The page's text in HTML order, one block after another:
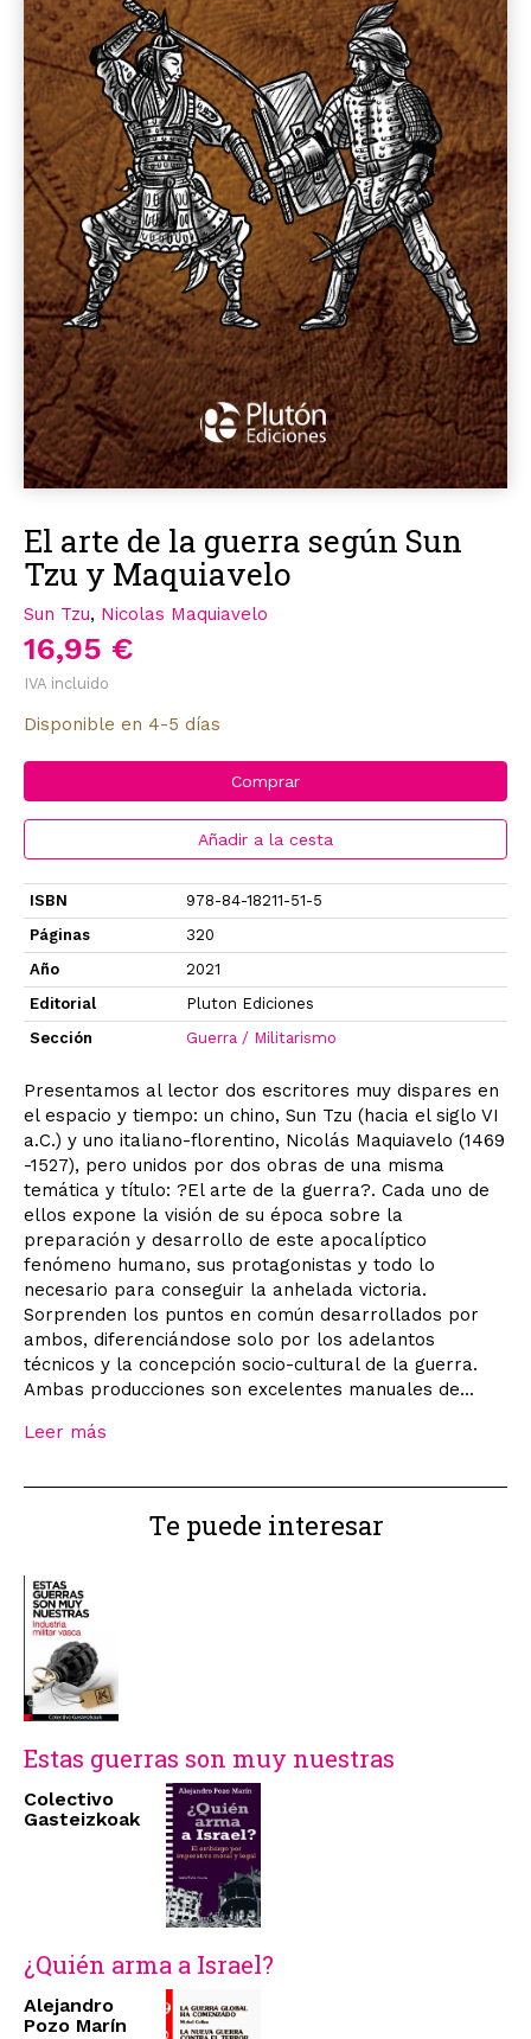
El arte de la guerra según Sun
Tzu y Maquiavelo
Sun Tzu, Nicolas Maquiavelo
16,95 €
IVA incluido
Disponible en 4-5 días
Comprar
Añadir a la cesta
ISBN
978-84-18211-51-5
Páginas
320
Año
2021
Editorial
Pluton Ediciones
Sección
Guerra / Militarismo
Presentamos al lector dos escritores muy dispares en
el espacio y tiempo: un chino, Sun Tzu (hacia el siglo VI
a.C.) y uno italiano-florentino, Nicolás Maquiavelo (1469
-1527), pero unidos por dos obras de una misma
temática y título: ?El arte de la guerra?. Cada uno de
ellos expone la visión de su época sobre la
preparación y desarrollo de este apocalíptico
fenómeno humano, sus protagonistas y todo lo
necesario para conseguir la anhelada victoria.
Sorprenden los puntos en común desarrollados por
ambos, diferenciándose solo por los adelantos
técnicos y la concepción socio-cultural de la guerra.
Ambas producciones son excelentes manuales de...
Leer más
Te puede interesar
Estas guerras son muy nuestras
Colectivo
Gasteizkoak
¿Quién arma a Israel?
Alejandro
Pozo Marín